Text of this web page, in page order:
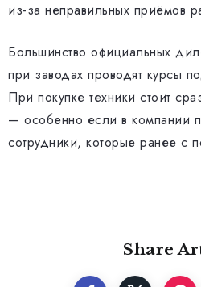
из-за неправильных приёмов
Большинство официальных
при заводах проводят курсы
При покупке техники стоит
— особенно если в компании
сотрудники, которые ранее с
Share